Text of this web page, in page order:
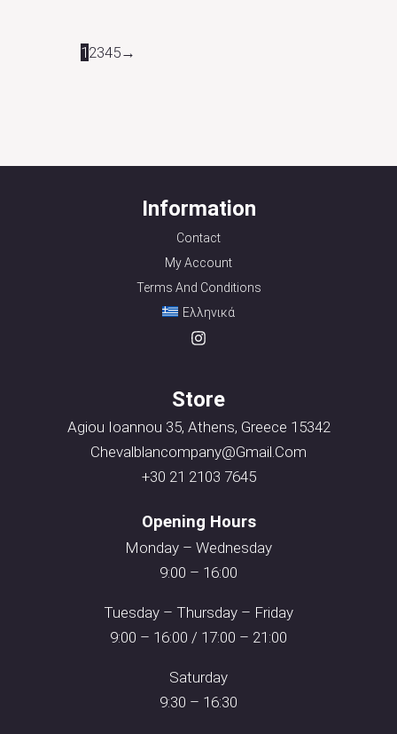
1 2345→
Information
Contact
My Account
Terms And Conditions
Ελληνικά
Store
Agiou Ioannou 35, Athens, Greece 15342
Chevalblancompany@gmail.com
+30 21 2103 7645
Opening Hours
Monday – Wednesday
9:00 – 16:00
Tuesday – Thursday – Friday
9:00 – 16:00 / 17:00 – 21:00
Saturday
9:30 – 16:30